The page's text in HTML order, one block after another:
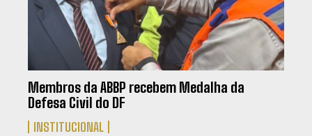
Membros da ABBP recebem Medalha da
Defesa Civil do DF
INSTITUCIONAL